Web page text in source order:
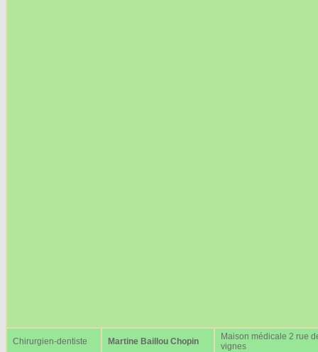
Chirurgien-dentiste Martine Baillou Chopin
Maison médicale 2 rue
vignes